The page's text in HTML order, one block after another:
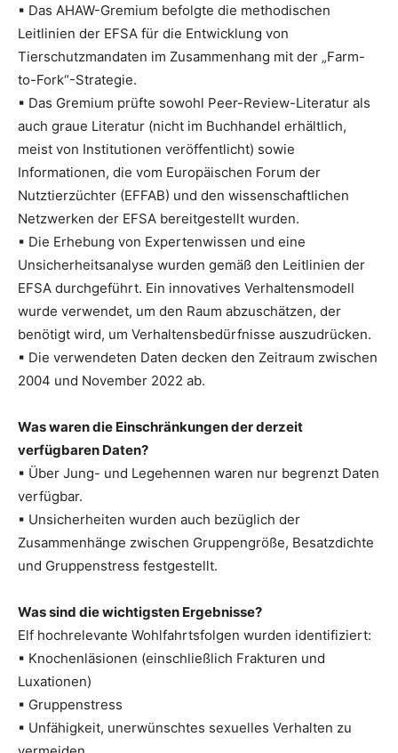
▪ Das AHAW-Gremium befolgte die methodischen
Leitlinien der EFSA für die Entwicklung von
Tierschutzmandaten im Zusammenhang mit der „Farm-
to-Fork“-Strategie.
▪ Das Gremium prüfte sowohl Peer-Review-Literatur als
auch graue Literatur (nicht im Buchhandel erhältlich,
meist von Institutionen veröffentlicht) sowie
Informationen, die vom Europäischen Forum der
Nutztierzüchter (EFFAB) und den wissenschaftlichen
Netzwerken der EFSA bereitgestellt wurden.
▪ Die Erhebung von Expertenwissen und eine
Unsicherheitsanalyse wurden gemäß den Leitlinien der
EFSA durchgeführt. Ein innovatives Verhaltensmodell
wurde verwendet, um den Raum abzuschätzen, der
benötigt wird, um Verhaltensbedürfnisse auszudrücken.
▪ Die verwendeten Daten decken den Zeitraum zwischen
2004 und November 2022 ab.
Was waren die Einschränkungen der derzeit
verfügbaren Daten?
▪ Über Jung- und Legehennen waren nur begrenzt Daten
verfügbar.
▪ Unsicherheiten wurden auch bezüglich der
Zusammenhänge zwischen Gruppengröße, Besatzdichte
und Gruppenstress festgestellt.
Was sind die wichtigsten Ergebnisse?
Elf hochrelevante Wohlfahrtsfolgen wurden identifiziert:
▪ Knochenläsionen (einschließlich Frakturen und
Luxationen)
▪ Gruppenstress
▪ Unfähigkeit, unerwünschtes sexuelles Verhalten zu